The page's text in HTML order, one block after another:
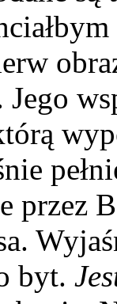
przez
byt.